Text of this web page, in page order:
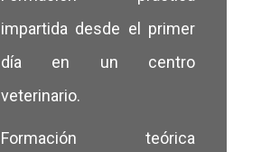
impartida desde el primer
día en un centro
veterinario.
Formación teórica